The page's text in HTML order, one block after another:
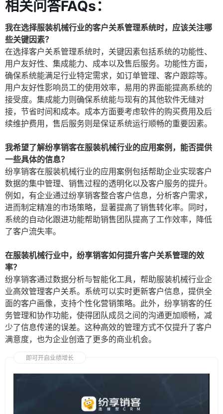
相关问答FAQs：
我在选择服装机械行业的客户关系管理系统时，应该关注哪
些关键因素？
在选择客户关系管理系统时，关键因素包括系统的功能性、
用户友好性、集成能力、成本以及售后服务。功能性方面，
确保系统能满足行业特定需求，如订单管理、客户跟踪等。
用户友好性影响员工的使用效率，易用的界面能提高系统的
接受度。集成能力则确保系统能与现有的其他软件无缝对
接，节省时间和成本。成本方面要考虑软件的购买费用及后
续维护费用，售后服务则是保证系统运行顺畅的重要因素。
我希望了解纷享销客在服装机械行业的应用案例，能否提供
一些具体的信息？
纷享销客在服装机械行业的应用案例包括帮助企业实现客户
数据的集中管理、销售过程的透明化以及客户服务的提升。
例如，有企业通过纷享销客整合客户信息，分析客户需求，
进而制定精准的市场策略，显著提高了销售转化率。同时，
系统的自动化跟进功能帮助销售团队提高了工作效率，降低
了客户流失率。
在服装机械行业中，纷享销客如何提升客户关系管理的效
率？
纷享销客通过数据分析与智能化工具，帮助服装机械行业企
业高效管理客户关系。系统可以实时更新客户信息，提供全
面的客户画像，支持个性化营销策略。此外，纷享销客的任
务管理和协作功能，使得团队成员之间的沟通更加顺畅，减
少了信息传递的误差。这种高效的管理方式不仅提升了客户
满意度，也为企业创造了更多的商业机会。
即可开启业绩增长